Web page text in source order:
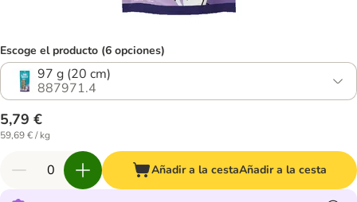
Escoge el producto (6 opciones)
97 g (20 cm)
887971.4
5,79 €
59,69 € / kg
Añadir a la cestaAñadir a la cesta